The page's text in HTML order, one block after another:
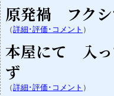
原発禍 フク
（詳細･評価･コメント ）
本屋にて 入
ず
（詳細･評価･コメント ）